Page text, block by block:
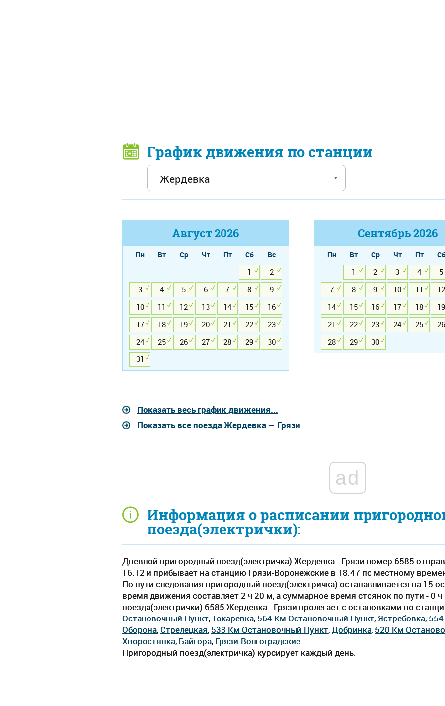
Информация о расписании
поезда(электрички):
Дневной пригородный поезд(электричка) Жердевка - Грязи номер 6585
16.12 и прибывает на станцию Грязи-Воронежские в 18.47 по местному
По пути следования пригородный поезд(электричка) останавливается на 15
время движения составляет 2 ч 20 м, а суммарное время стоянок по пути - 0
поезда(электрички) 6585 Жердевка - Грязи пролегает c остановками по
Остановочный Пункт,Токаревка, 564 Км Остановочный Пункт, Ястребовка,
Оборона, Стрелецкая, 533 Км Остановочный Пункт,Добринка, 520 Км
Хворостянка, Байгора, Грязи-Волгоградские.
Пригородный поезд(электричка) курсирует каждый день.
График движения по станции
Август2026
Пн Вт Ср Чт Пт Сб
Вс
1
2
3
4 5 6 7 8
9
10
11 12 13 14 15
16
17
18 19 20 21 22
23
24
25 26 27 28 29
30
31
Сентябрь2026
Пн Вт Ср Чт Пт
Сб
1
2 3 4
5
7
8 9 10 11
12
14
15 16 17 18
19
21
22 23 24 25
26
28
29 30
Показать весь график движения...
Показать все поезда Жердевка — Грязи
ad